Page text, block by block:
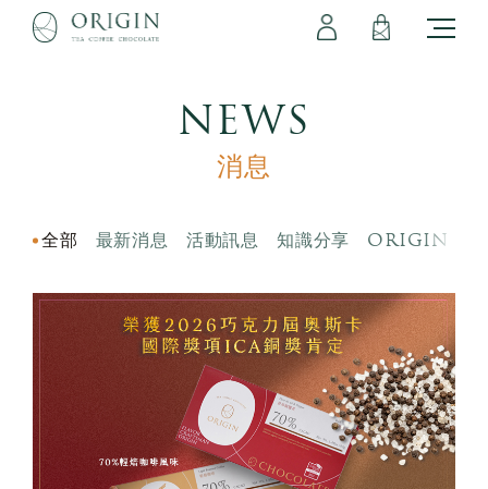
NEWS
消息
全部 最新消息 活動訊息 知識分享 ORIGIN 風